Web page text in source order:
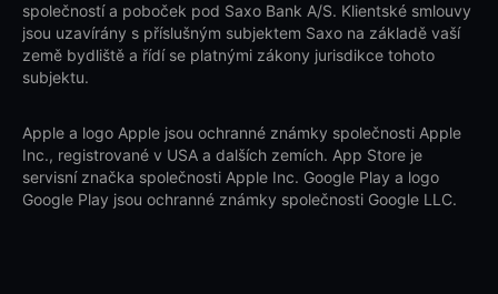
společností a poboček pod Saxo Bank A/S. Klientské smlouvy
jsou uzavírány s příslušným subjektem Saxo na základě vaší
země bydliště a řídí se platnými zákony jurisdikce tohoto
subjektu.
Apple a logo Apple jsou ochranné známky společnosti Apple
Inc., registrované v USA a dalších zemích. App Store je
servisní značka společnosti Apple Inc. Google Play a logo
Google Play jsou ochranné známky společnosti Google LLC.